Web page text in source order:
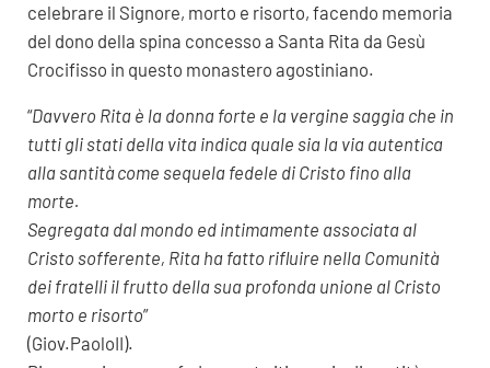
celebrare il Signore, morto e risorto, facendo memoria
del dono della spina concesso a Santa Rita da Gesù
Crocifisso in questo monastero agostiniano.
“Davvero Rita è la donna forte e la vergine saggia che in
tutti gli stati della vita indica quale sia la via autentica
alla santità come sequela fedele di Cristo fino alla
morte.
Segregata dal mondo ed intimamente associata al
Cristo sofferente, Rita ha fatto rifluire nella Comunità
dei fratelli il frutto della sua profonda unione al Cristo
morto e risorto”
(Giov.PaoloII).